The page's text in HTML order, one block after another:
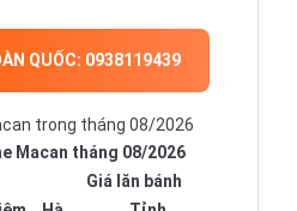
QUỐC: 0938119439
trong tháng 08/2026
Macan tháng 08/2026
Giá lăn bánh